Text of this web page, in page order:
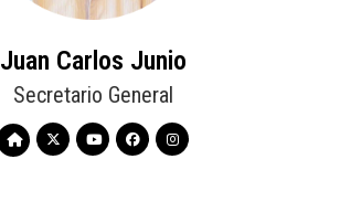
Juan Carlos Junio
Secretario General